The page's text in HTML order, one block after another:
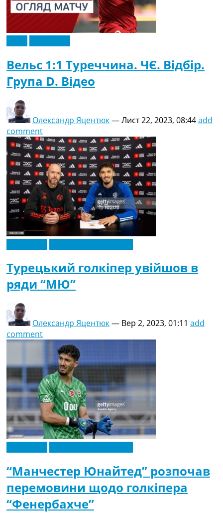
Вельс 1:1 Туреччина. ЧЄ. Відбір.
Група D. Відео
Олександр Яцентюк—Лист 22, 2023, 08:44add
comment
Турецький голкіпер увійшов в
ряди “МЮ”
Олександр Яцентюк— Вер 2, 2023, 01:11 add
comment
“Манчестер Юнайтед” розпочав
перемовини щодо голкіпера
“Фенербахче”